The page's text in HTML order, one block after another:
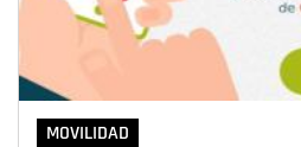
MOVILIDAD